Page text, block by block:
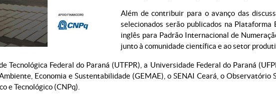
Além de contribuir para o avanço das
selecionados serão publicados na
inglês para Padrão Internacional de
junto à comunidade científica e ao setor
Tecnológica Federal do Paraná (UTFPR), a Universidade Federal do Paraná
Economia e Sustentabilidade (GEMAE), o SENAI Ceará, o
e Tecnológico (CNPq).